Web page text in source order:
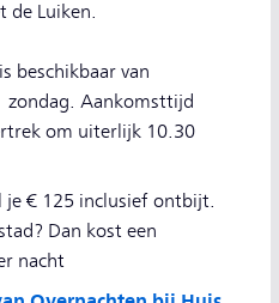
de Luiken.
beschikbaar van
Aankomsttijd
om uiterlijk 10.30
je € 125 inclusief ontbijt.
Dan kost een
nacht